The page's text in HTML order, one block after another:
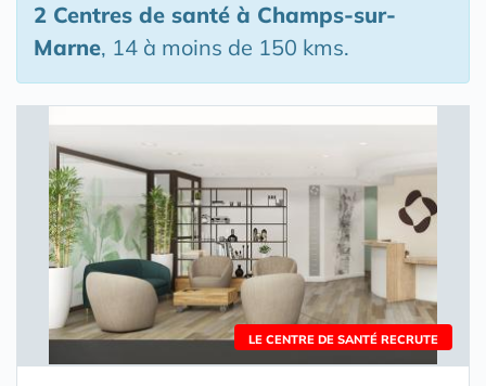
2 Centres de santé à Champs-sur-
Marne, 14 à moins de 150 kms.
LE CENTRE DE SANTÉ RECRUTE